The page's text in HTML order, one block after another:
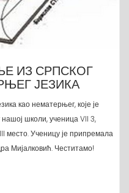
ИЗ СРПСКОГ
ЈЕЗИКА
као нематерњег, које је
школи, ученица VII 3,
место. Ученицу је припремала
Мијалковић. Честитамо!